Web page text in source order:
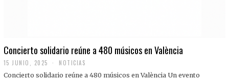
Concierto solidario reúne a 480 músicos en València
15 JUNIO, 2025 NOTICIAS
Concierto solidario reúne a 480 músicos en València Un evento